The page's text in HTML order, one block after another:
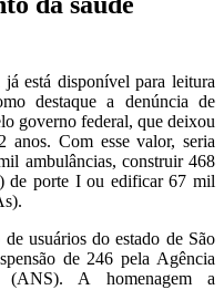
está disponível para leitura
destaque a denúncia de
governo federal, que deixou
Com esse valor, seria
ambulâncias, construir 468
de porte I ou edificar 67 mil
usuários do estado de São
de 246 pela Agência
(ANS). A homenagem a